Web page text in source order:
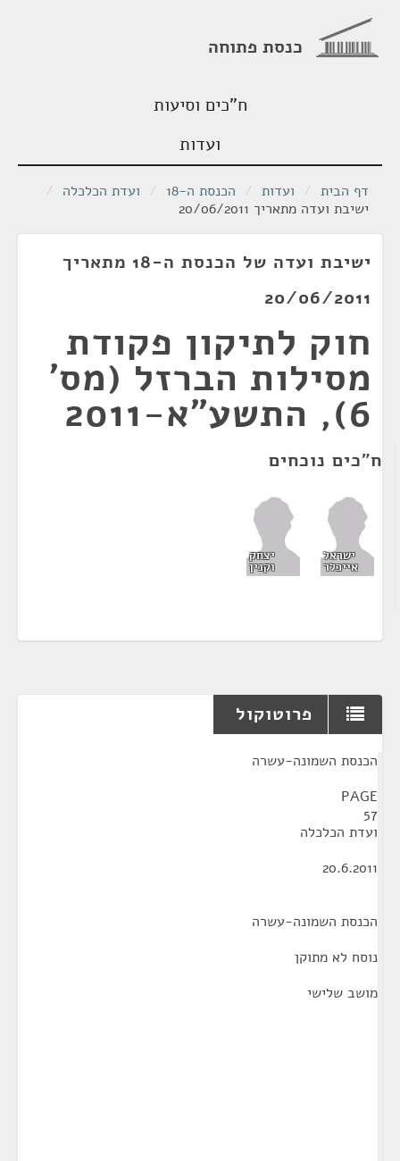
כנסת פתוחה
ח"כים וסיעות
ועדות
דף הבית / ועדות / הכנסת ה-18 / ועדת הכלכלה /
ישיבת ועדה מתאריך 20/06/2011
ישיבת ועדה של הכנסת ה-18 מתאריך
20/06/2011
חוק לתיקון פקודת
מסילות הברזל (מס'
6), התשע"א-2011
ח"כים נוכחים
ישראל
אייכלר
יצחק
וקנין
פרוטוקול
הכנסת השמונה-עשרה
PAGE
57
ועדת הכלכלה
20.6.2011
הכנסת השמונה-עשרה
נוסח לא מתוקן
מושב שלישי